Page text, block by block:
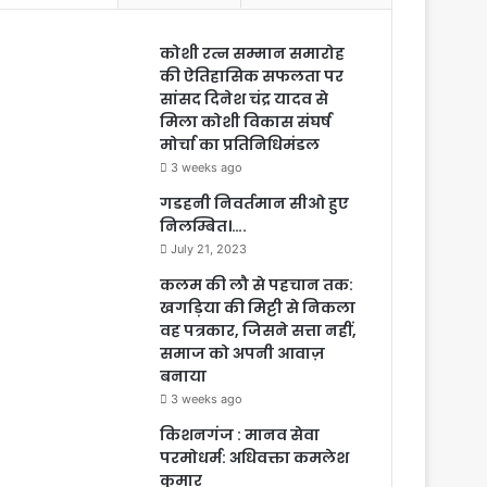
कोशी रत्न सम्मान समारोह
की ऐतिहासिक सफलता पर
सांसद दिनेश चंद्र यादव से
मिला कोशी विकास संघर्ष
मोर्चा का प्रतिनिधिमंडल
3 weeks ago
गडहनी निवर्तमान सीओ हुए
निलम्बित।….
July 21, 2023
कलम की लौ से पहचान तक:
खगड़िया की मिट्टी से निकला
वह पत्रकार, जिसने सत्ता नहीं,
समाज को अपनी आवाज़
बनाया
3 weeks ago
किशनगंज : मानव सेवा
परमोधर्म: अधिवक्ता कमलेश
कुमार